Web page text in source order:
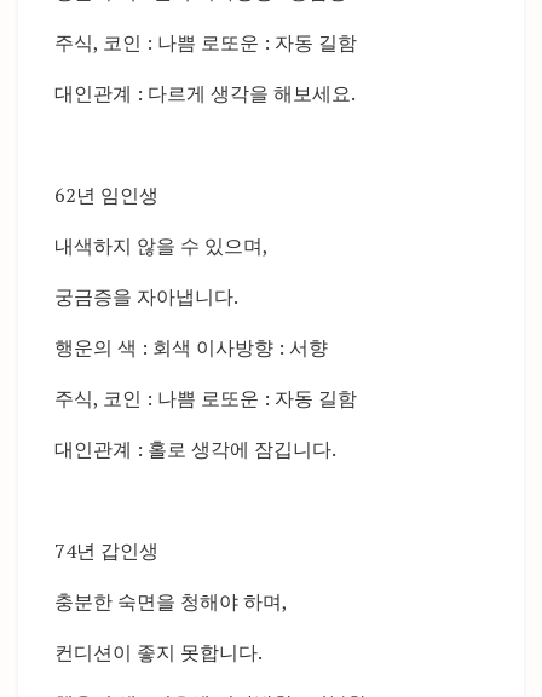
주식, 코인 : 나쁨 로또운 : 자동 길함
대인관계 : 다르게 생각을 해보세요.
62년 임인생
내색하지 않을 수 있으며,
궁금증을 자아냅니다.
행운의 색 : 회색 이사방향 : 서향
주식, 코인 : 나쁨 로또운 : 자동 길함
대인관계 : 홀로 생각에 잠깁니다.
74년 갑인생
충분한 숙면을 청해야 하며,
컨디션이 좋지 못합니다.